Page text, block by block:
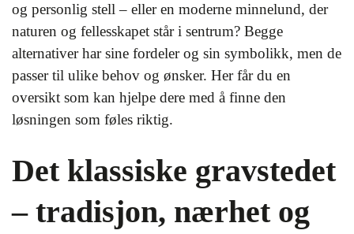
og personlig stell – eller en moderne minnelund, der
naturen og fellesskapet står i sentrum? Begge
alternativer har sine fordeler og sin symbolikk, men de
passer til ulike behov og ønsker. Her får du en
oversikt som kan hjelpe dere med å finne den
løsningen som føles riktig.
Det klassiske gravstedet
– tradisjon, nærhet og